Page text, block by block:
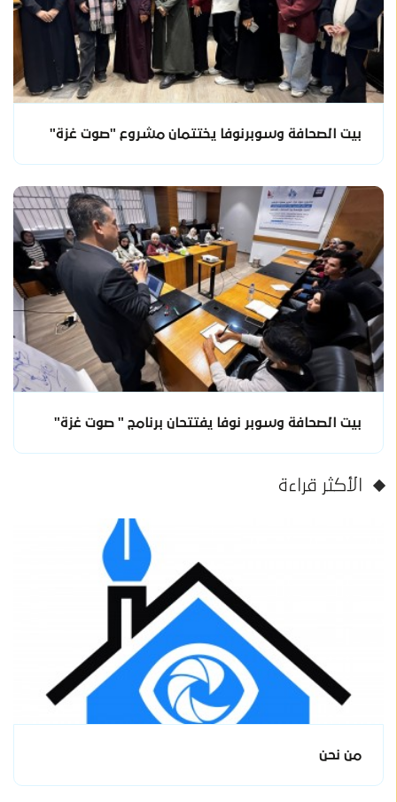
بيت الصحافة وسوبرنوفا يختتمان مشروع "صوت غزة"
بيت الصحافة وسوبر نوفا يفتتحان برنامج " صوت غزة"
الأكثر قراءة
من نحن